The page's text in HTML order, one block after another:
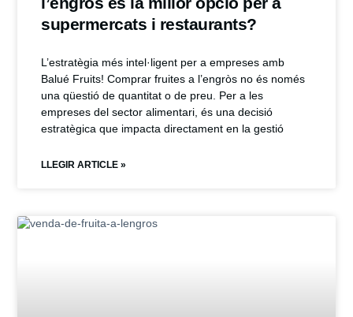
supermercats i restaurants?
L’estratègia més intel·ligent per a empreses amb
Balué Fruits! Comprar fruites a l’engròs no és només
una qüestió de quantitat o de preu. Per a les
empreses del sector alimentari, és una decisió
estratègica que impacta directament en la gestió
LLEGIR ARTICLE »